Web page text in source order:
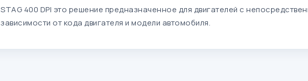
STAG 400 DPI это решение предназначенное для двигателей с
зависимости от кода двигателя и модели автомобиля.